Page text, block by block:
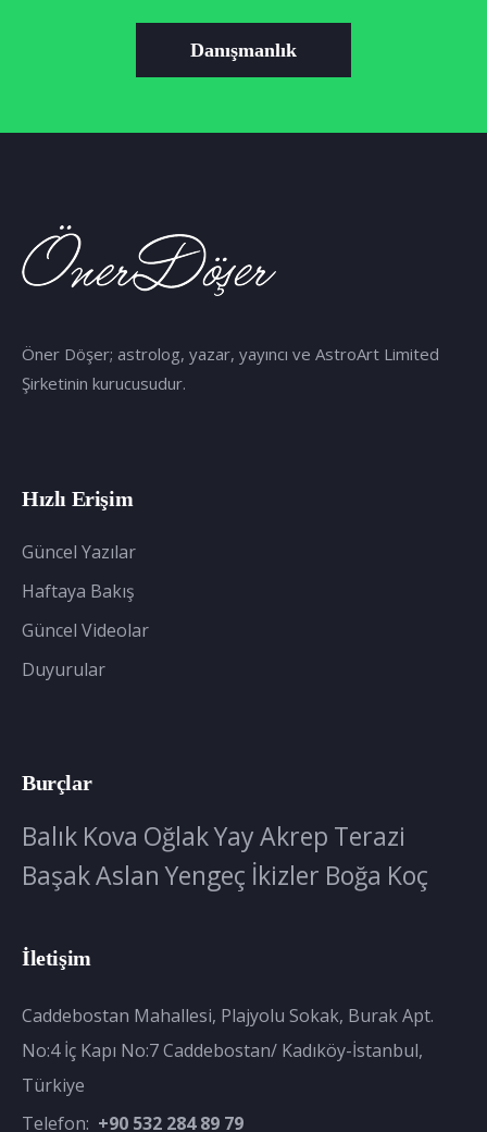
Danışmanlık
Öner Döşer; astrolog, yazar, yayıncı ve AstroArt Limited
Şirketinin kurucusudur.
Hızlı Erişim
Güncel Yazılar
Haftaya Bakış
Güncel Videolar
Duyurular
Burçlar
Balık Kova OğlakYayAkrep Terazi
BaşakAslan Yengeç İkizler Boğa Koç
İletişim
Caddebostan Mahallesi, Plajyolu Sokak, Burak Apt.
No:4 İç Kapı No:7 Caddebostan/ Kadıköy-İstanbul,
Türkiye
Telefon: +90 532 284 89 79